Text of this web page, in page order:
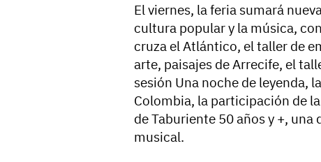
El viernes, la feria sumará
cultura popular y la música,
cruza el Atlántico, el taller de
arte, paisajes de Arrecife, el
sesión Una noche de leyenda,
Colombia, la participación de
de Taburiente 50 años y +,
musical.